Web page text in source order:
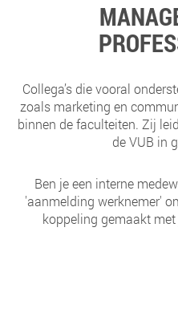
Collega’s die vooral
zoals marketing en
binnen de faculteiten. Zij
de VUB in
Ben je een interne
'aanmelding werknemer'
koppeling gemaakt